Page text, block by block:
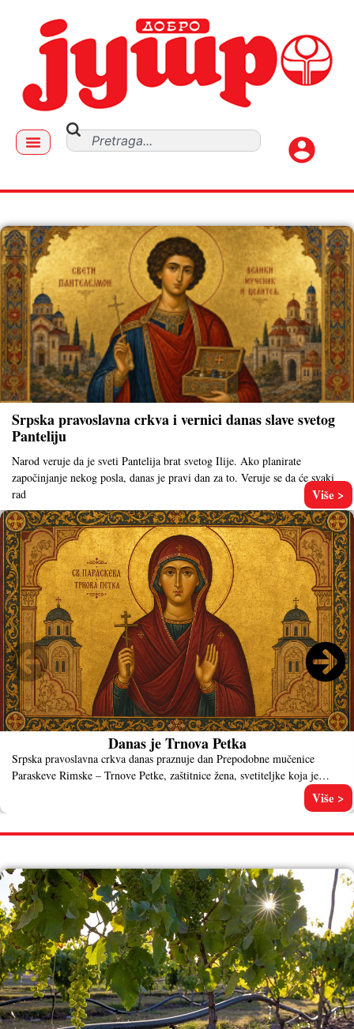
TEME DANA
Srpska pravoslavna crkva i vernici danas slave svetog
Panteliju
Narod veruje da je sveti Pantelija brat svetog Ilije. Ako planirate
započinjanje nekog posla, danas je pravi dan za to. Veruje se da će svaki
rad
Više >
Danas je Trnova Petka
Srpska pravoslavna crkva danas praznuje dan Prepodobne mučenice
Paraskeve Rimske – Trnove Petke, zaštitnice žena, svetiteljke koja je
Više >
NAJNOVIJE